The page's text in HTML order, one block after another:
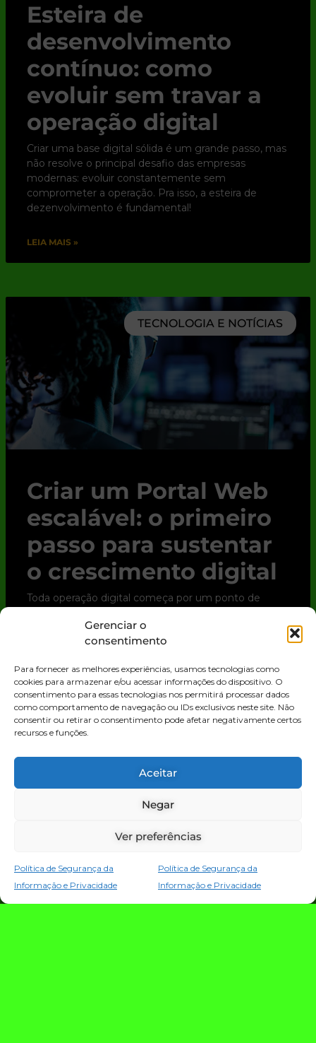
Gerenciar o
consentimento
Para fornecer as melhores experiências, usamos tecnologias como
cookies para armazenar e/ou acessar informações do dispositivo. O
consentimento para essas tecnologias nos permitirá processar dados
como comportamento de navegação ou IDs exclusivos neste site. Não
consentir ou retirar o consentimento pode afetar negativamente certos
recursos e funções.
Aceitar
Negar
Ver preferências
Política de Segurança da
Informação e Privacidade
Política de Segurança da
Informação e Privacidade
Esteira de
desenvolvimento
contínuo: como
evoluir sem travar a
operação digital
Criar uma base digital sólida é um grande passo, mas
não resolve o principal desafio das empresas
modernas: evoluir constantemente sem
comprometer a operação. Pra isso, a esteira de
dezenvolvimento é fundamental!
LEIA MAIS »
TECNOLOGIA E NOTÍCIAS
Criar um Portal Web
escalável: o primeiro
passo para sustentar
o crescimento digital
Toda operação digital começa por um ponto de
interno, esse ponto quase sempre é o Portal Web.
Trata-se de uma solução digital que
LEIA MAIS »
TECNOLOGIA E NOTÍCIAS